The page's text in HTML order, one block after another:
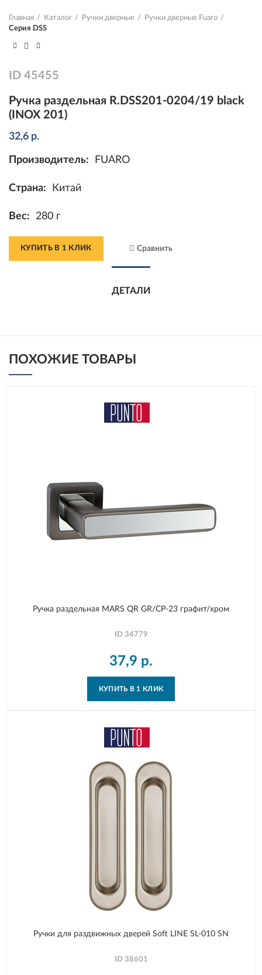
Главная Каталог Ручки дверные
Ручки дверные Fuaro
Серия DSS
ID 45455
Ручка раздельная R.DSS201-0204/19 black
(INOX 201)
32,6 р.
Производитель: FUARO
Страна: Китай
Вес: 280 г
КУПИТЬ В 1 КЛИК Сравнить
ДЕТАЛИ
ПОХОЖИЕ ТОВАРЫ
Ручка раздельная MARS QR GR/CP-23 графит/хром
ID 34779
37,9 р.
КУПИТЬ В 1 КЛИК
Ручки для раздвижных дверей Soft LINE SL-010 SN
ID 38601